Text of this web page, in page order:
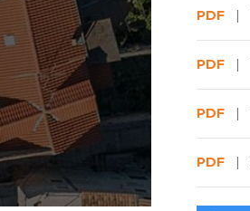
PDF |
PDF |
PDF |
PDF |